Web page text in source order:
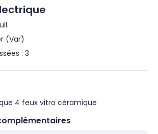
(Var)
: 3
4 feux vitro céramique